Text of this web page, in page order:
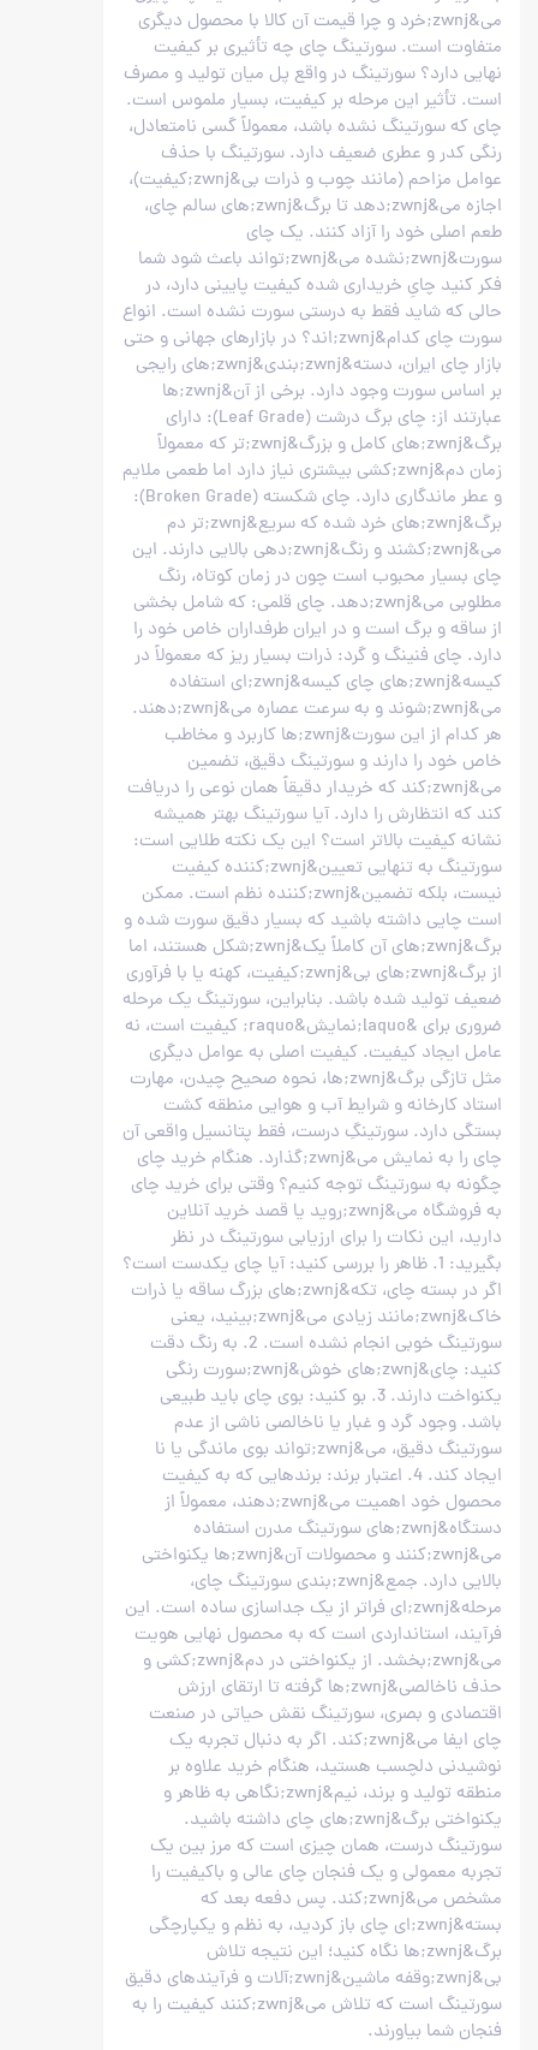
می&zwnj;خرد و چرا قیمت آن کالا با محصول دیگری
متفاوت است. سورتینگ چای چه تأثیری بر کیفیت
نهایی دارد؟ سورتینگ در واقع پل میان تولید و مصرف
است. تأثیر این مرحله بر کیفیت، بسیار ملموس است.
چای که سورتینگ نشده باشد، معمولاً گسی نامتعادل،
رنگی کدر و عطری ضعیف دارد. سورتینگ با حذف
عوامل مزاحم (مانند چوب و ذرات بی&zwnj;کیفیت)،
اجازه می&zwnj;دهد تا برگ&zwnj;های سالم چای،
طعم اصلی خود را آزاد کنند. یک چای
سورت&zwnj;نشده می&zwnj;تواند باعث شود شما
فکر کنید چایِ خریداری شده کیفیت پایینی دارد، در
حالی که شاید فقط به درستی سورت نشده است. انواع
سورت چای کدام&zwnj;اند؟ در بازارهای جهانی و حتی
بازار چای ایران، دسته&zwnj;بندی&zwnj;های رایجی
بر اساس سورت وجود دارد. برخی از آن&zwnj;ها
عبارتند از: چای برگ درشت (Leaf Grade): دارای
برگ&zwnj;های کامل و بزرگ&zwnj;تر که معمولاً
زمان دم&zwnj;کشی بیشتری نیاز دارد اما طعمی ملایم
و عطر ماندگاری دارد. چای شکسته (Broken Grade):
برگ&zwnj;های خرد شده که سریع&zwnj;تر دم
می&zwnj;کشند و رنگ&zwnj;دهی بالایی دارند. این
چای بسیار محبوب است چون در زمان کوتاه، رنگ
مطلوبی می&zwnj;دهد. چای قلمی: که شامل بخشی
از ساقه و برگ است و در ایران طرفداران خاص خود را
دارد. چای فنینگ و گرد: ذرات بسیار ریز که معمولاً در
کیسه&zwnj;های چای کیسه&zwnj;ای استفاده
می&zwnj;شوند و به سرعت عصاره می&zwnj;دهند.
هر کدام از این سورت&zwnj;ها کاربرد و مخاطب
خاص خود را دارند و سورتینگ دقیق، تضمین
می&zwnj;کند که خریدار دقیقاً همان نوعی را دریافت
کند که انتظارش را دارد. آیا سورتینگ بهتر همیشه
نشانه کیفیت بالاتر است؟ این یک نکته طلایی است:
سورتینگ به تنهایی تعیین&zwnj;کننده کیفیت
نیست، بلکه تضمین&zwnj;کننده نظم است. ممکن
است چایی داشته باشید که بسیار دقیق سورت شده و
برگ&zwnj;های آن کاملاً یک&zwnj;شکل هستند، اما
از برگ&zwnj;های بی&zwnj;کیفیت، کهنه یا با فرآوری
ضعیف تولید شده باشد. بنابراین، سورتینگ یک مرحله
ضروری برای &laquo;نمایش&raquo; کیفیت است، نه
عامل ایجاد کیفیت. کیفیت اصلی به عوامل دیگری
مثل تازگی برگ&zwnj;ها، نحوه صحیح چیدن، مهارت
استاد کارخانه و شرایط آب و هوایی منطقه کشت
بستگی دارد. سورتینگِ درست، فقط پتانسیل واقعی آن
چای را به نمایش می&zwnj;گذارد. هنگام خرید چای
چگونه به سورتینگ توجه کنیم؟ وقتی برای خرید چای
به فروشگاه می&zwnj;روید یا قصد خرید آنلاین
دارید، این نکات را برای ارزیابی سورتینگ در نظر
بگیرید: 1. ظاهر را بررسی کنید: آیا چای یکدست است؟
اگر در بسته چای، تکه&zwnj;های بزرگ ساقه یا ذرات
خاک&zwnj;مانند زیادی می&zwnj;بینید، یعنی
سورتینگ خوبی انجام نشده است. 2. به رنگ دقت
کنید: چای&zwnj;های خوش&zwnj;سورت رنگی
یکنواخت دارند. 3. بو کنید: بوی چای باید طبیعی
باشد. وجود گرد و غبار یا ناخالصی ناشی از عدم
سورتینگ دقیق، می&zwnj;تواند بوی ماندگی یا نا
ایجاد کند. 4. اعتبار برند: برندهایی که به کیفیت
محصول خود اهمیت می&zwnj;دهند، معمولاً از
دستگاه&zwnj;های سورتینگ مدرن استفاده
می&zwnj;کنند و محصولات آن&zwnj;ها یکنواختی
بالایی دارد. جمع&zwnj;بندی سورتینگ چای،
مرحله&zwnj;ای فراتر از یک جداسازی ساده است. این
فرآیند، استانداردی است که به محصول نهایی هویت
می&zwnj;بخشد. از یکنواختی در دم&zwnj;کشی و
حذف ناخالصی&zwnj;ها گرفته تا ارتقای ارزش
اقتصادی و بصری، سورتینگ نقش حیاتی در صنعت
چای ایفا می&zwnj;کند. اگر به دنبال تجربه یک
نوشیدنی دلچسب هستید، هنگام خرید علاوه بر
منطقه تولید و برند، نیم&zwnj;نگاهی به ظاهر و
یکنواختی برگ&zwnj;های چای داشته باشید.
سورتینگ درست، همان چیزی است که مرز بین یک
تجربه معمولی و یک فنجان چای عالی و باکیفیت را
مشخص می&zwnj;کند. پس دفعه بعد که
بسته&zwnj;ای چای باز کردید، به نظم و یکپارچگی
برگ&zwnj;ها نگاه کنید؛ این نتیجه تلاش
بی&zwnj;وقفه ماشین&zwnj;آلات و فرآیندهای دقیق
سورتینگ است که تلاش می&zwnj;کنند کیفیت را به
فنجان شما بیاورند.